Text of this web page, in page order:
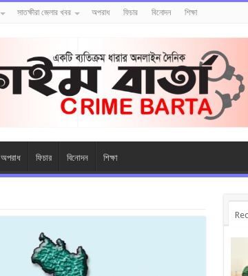
সাতক্ষীরা জেলার খবর অপরাধ ফিচার বিনোদন শিক্ষা
অপরাধ ফিচার বিনোদন শিক্ষা